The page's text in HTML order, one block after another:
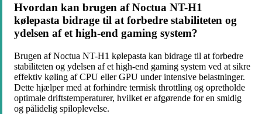
Hvordan kan brugen af Noctua NT-H1
kølepasta bidrage til at forbedre stabiliteten og
ydelsen af et high-end gaming system?
Brugen af Noctua NT-H1 kølepasta kan bidrage til at forbedre
stabiliteten og ydelsen af et high-end gaming system ved at sikre
effektiv køling af CPU eller GPU under intensive belastninger.
Dette hjælper med at forhindre termisk throttling og opretholde
optimale driftstemperaturer, hvilket er afgørende for en smidig
og pålidelig spiloplevelse.